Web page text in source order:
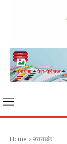
Home उत्तराखंड